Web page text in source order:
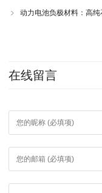
动力电池负极材料：高
在线留言